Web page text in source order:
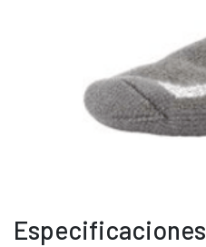
Especificaciones